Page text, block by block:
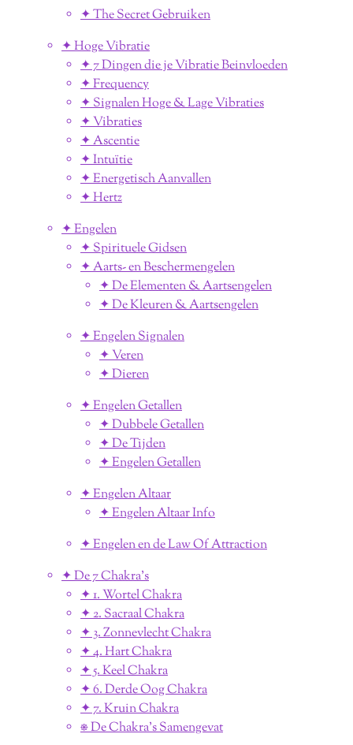
✦ The Secret Gebruiken
✦ Hoge Vibratie
✦ 7 Dingen die je Vibratie Beinvloeden
✦ Frequency
✦ Signalen Hoge & Lage Vibraties
✦ Vibraties
✦ Ascentie
✦ Intuïtie
✦ Energetisch Aanvallen
✦ Hertz
✦ Engelen
✦ Spirituele Gidsen
✦ Aarts- en Beschermengelen
✦ De Elementen & Aartsengelen
✦ De Kleuren & Aartsengelen
✦ Engelen Signalen
✦ Veren
✦ Dieren
✦ Engelen Getallen
✦ Dubbele Getallen
✦ De Tijden
✦ Engelen Getallen
✦ Engelen Altaar
✦ Engelen Altaar Info
✦ Engelen en de Law Of Attraction
✦ De 7 Chakra's
✦ 1. Wortel Chakra
✦ 2. Sacraal Chakra
✦ 3. Zonnevlecht Chakra
✦ 4. Hart Chakra
✦ 5. Keel Chakra
✦ 6. Derde Oog Chakra
✦ 7. Kruin Chakra
⎈ De Chakra's Samengevat